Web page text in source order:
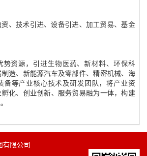
、技术引进、设备引进、加工贸易、基金
势资源，引进生物医药、新材料、环保科
造、新能源汽车及零部件、精密机械、海
备等产业核心技术及研发团队，将产业资
化、创业创新、服务贸易融为一体，构建
有限公司